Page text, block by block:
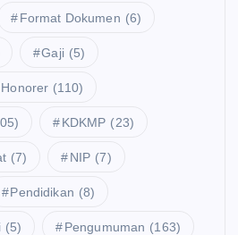
Format Dokumen (6)
Gaji (5)
Honorer (110)
KDKMP (23)
(7) NIP (7)
Pendidikan (8)
(5) Pengumuman (163)